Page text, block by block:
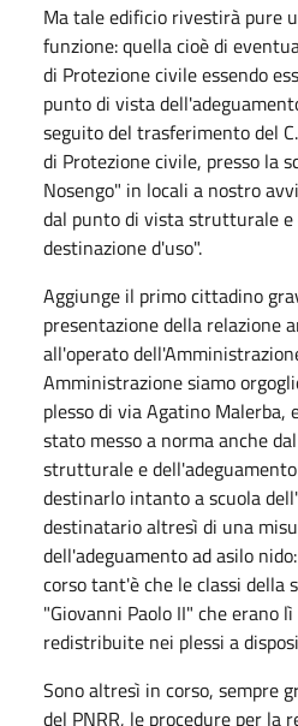
Ma tale edificio rivestirà pure
funzione: quella cioè di
di Protezione civile essendo
punto di vista
seguito del trasferimento del
di Protezione civile, presso la
Nosengo" in locali a nostro
dal punto di vista strutturale
destinazione d'uso".
Aggiunge il primo cittadino
presentazione della relazione
all'operato
Amministrazione siamo
plesso di via Agatino Malerba,
stato messo a norma anche
strutturale e
destinarlo intanto a scuola
destinatario altresì di una
dell'adeguamento ad asilo
corso tant'è che le classi della
"Giovanni Paolo II" che erano
redistribuite nei plessi a
Sono altresì in corso, sempre
del PNRR, le procedure per la